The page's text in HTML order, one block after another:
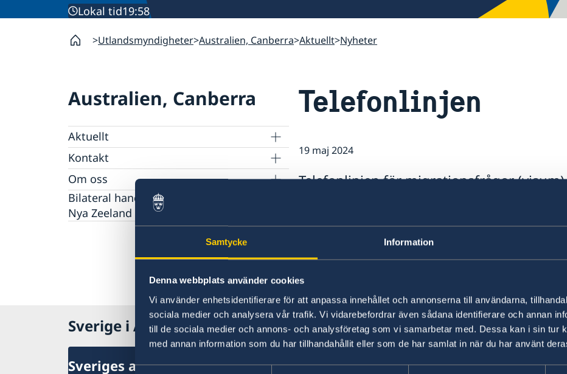
Samtycke Information
Denna webbplats använder cookies
Vi använder enhetsidentifierare för att anpassa innehållet och annonserna till användarna,
sociala medier och analysera vår trafik. Vi vidarebefordrar även sådana identifierare och annan
till de sociala medier och annons- och analysföretag som vi samarbetar med. Dessa kan i sin tur
med annan information som du har tillhandahållit eller som de har samlat in när du har använt
Samtyckesval
Lokal tid19:58
Utlandsmyndigheter Australien, Canberra Aktuellt Nyheter
Australien, Canberra
Aktuellt
Nyheter
Kalendarium på engelska
Kontakt
Helgdagar
Om oss
Ambassadören
Jobbmöjligheter
Bilateral handel med Australien och
Nya Zeeland
Made with Sweden i Australien
Business Climate Survey
Telefonlinjen
19 maj 2024
Telefonlinjen för migrationsfrågor
Vänligen kontakta ambassaden via email
om frågan brådskar på 02 62702700 mellan kl 9-11.
Senast uppdaterad 20 maj 2024, 09.13
Sverige i Australien
Sveriges ambassad Svenska